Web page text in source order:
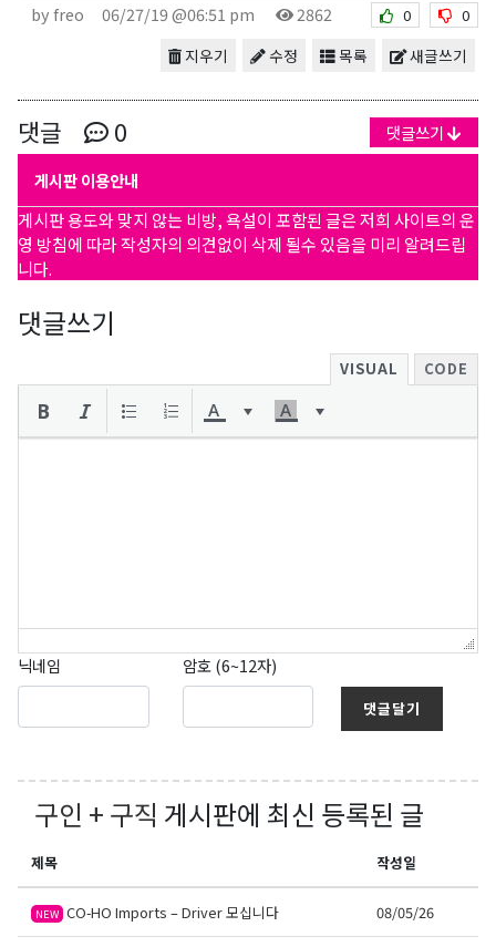
by freo 06/27/19 @06:51 pm 2862 0 0
새글쓰기
목록
수정
지우기
댓글 0 댓글쓰기
게시판 이용안내
게시판 용도와 맞지 않는 비방, 욕설이 포함된 글은 저희 사이트의 운
영 방침에 따라 작성자의 의견없이 삭제 될수 있음을 미리 알려드립
니다.
댓글쓰기
VISUAL CODE
닉네임 암호 (6~12자)
댓글달기
구인 + 구직 게시판에 최신 등록된 글
제목 작성일
NEW CO-HO Imports – Driver 모십니다 08/05/26